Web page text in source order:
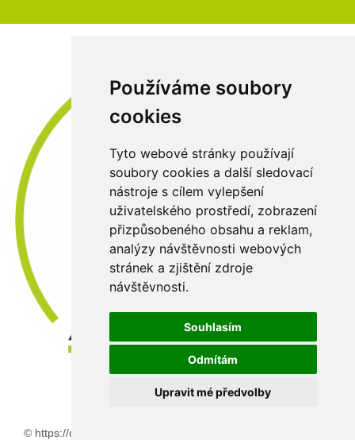
Používáme soubory
cookies
Tyto webové stránky používají
soubory cookies a další sledovací
nástroje s cílem vylepšení
uživatelského prostředí, zobrazení
přizpůsobeného obsahu a reklam,
analýzy návštěvnosti webových
stránek a zjištění zdroje
návštěvnosti.
Souhlasím
Odmítám
Upravit mé předvolby
© https://old.abaflex.cz 2026 |